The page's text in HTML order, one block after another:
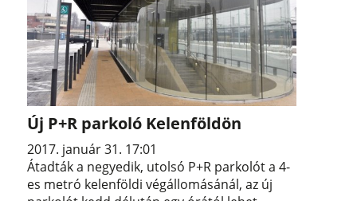
Új P+R parkoló Kelenföldön
2017. január 31. 17:01
Átadták a negyedik, utolsó P+R parkolót a 4-
es metró kelenföldi végállomásánál, az új